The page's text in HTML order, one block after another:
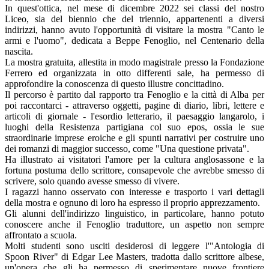
In quest'ottica, nel mese di dicembre 2022sei classi del nostro
Liceo, sia del biennio che del triennio, appartenenti a diversi
indirizzi, hanno avuto l'opportunità di visitare la mostra "Canto le
armi e l'uomo", dedicata a Beppe Fenoglio, nel Centenario della
nascita.
La mostra gratuita, allestita in modo magistrale presso la Fondazione
Ferrero ed organizzata in otto differenti sale, ha permesso di
approfondire la conoscenza di questo illustre concittadino.
Il percorso è partito dal rapporto tra Fenoglio e la città di Alba per
poi raccontarci - attraverso oggetti, pagine di diario, libri, lettere e
articoli di giornale - l'esordio letterario, il paesaggio langarolo, i
luoghi della Resistenza partigiana col suo epos, ossia le sue
straordinarie imprese eroiche e gli spunti narrativi per costruire uno
dei romanzi di maggior successo, come "Una questione privata".
Ha illustrato ai visitatori l'amore per la cultura anglosassone e la
fortuna postuma dello scrittore, consapevole che avrebbe smesso di
scrivere, solo quando avesse smesso di vivere.
I ragazzi hanno osservato con interesse e trasporto i vari dettagli
della mostra e ognuno di loro ha espresso il proprio apprezzamento.
Gli alunni dell'indirizzo linguistico, in particolare, hanno potuto
conoscere anche il Fenoglio traduttore, un aspetto non sempre
affrontato a scuola.
Molti studenti sono usciti desiderosi di leggere l'"Antologia di
Spoon River" di Edgar Lee Masters, tradotta dallo scrittore albese,